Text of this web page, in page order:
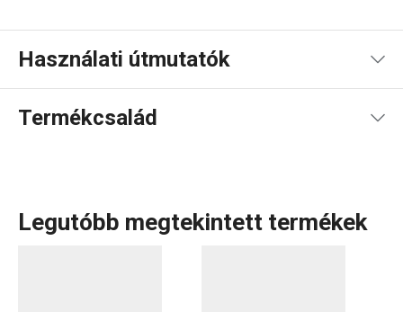
Használati útmutatók
Használati útmutató és biztonsági információk
Termékcsalád
Legutóbb megtekintett termékek